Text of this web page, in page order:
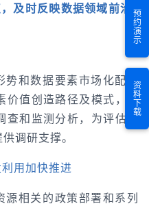
及时反映数据领域前沿
势和数据要素市场化配置
价值创造路径及模式，强
查和监测分析，为评估政
调研支撑。
利用加快推进
源相关的政策部署和系列
预约演示
资料下载